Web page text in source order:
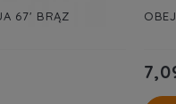
67' BRĄZ